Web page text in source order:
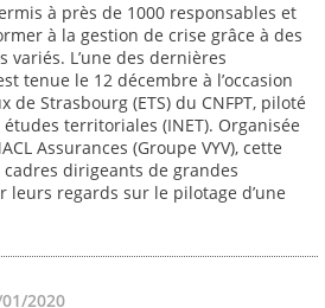
à près de 1000 responsables et
à la gestion de crise grâce à des
variés. L’une des dernières
tenue le 12 décembre à l’occasion
Strasbourg (ETS) du CNFPT, piloté
territoriales (INET). Organisée
Assurances (Groupe VYV), cette
dirigeants de grandes
regards sur le pilotage d’une
2020